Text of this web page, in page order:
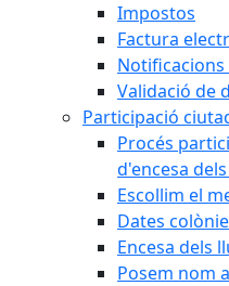
Impostos
Factura
Validació de
Participació
Procés
d'encesa
Escollim el
Dates
Encesa dels
Posem nom